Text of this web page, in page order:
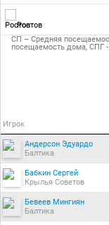
Ростов
СП – Средняя
посещаемость дома, СПГ
Игрок
Андерсон Эдуардо
Балтика
Бабкин Сергей
Крылья Советов
Бевеев Мингиян
Балтика